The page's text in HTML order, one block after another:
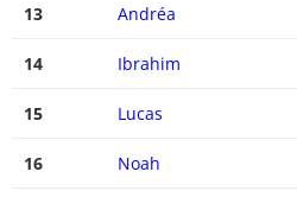
13 Andréa
14 Ibrahim
15 Lucas
16 Noah